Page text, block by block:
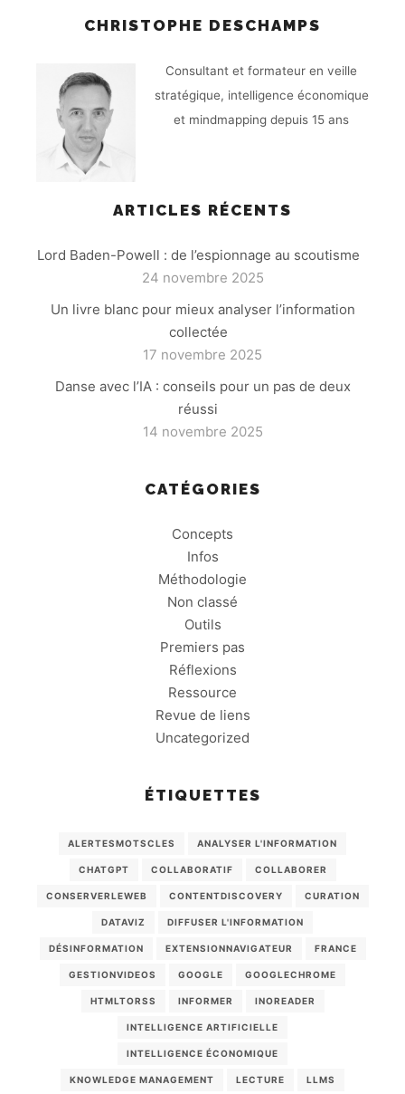
CHRISTOPHE DESCHAMPS
Consultant et formateur en veille
stratégique, intelligence économique
et mindmapping depuis 15 ans
ARTICLES RÉCENTS
Lord Baden-Powell : de l’espionnage au scoutisme
24 novembre 2025
Un livre blanc pour mieux analyser l’information
collectée
17 novembre 2025
Danse avec l’IA : conseils pour un pas de deux
réussi
14 novembre 2025
CATÉGORIES
Concepts
Infos
Méthodologie
Non classé
Outils
Premiers pas
Réflexions
Ressource
Revue de liens
Uncategorized
ÉTIQUETTES
ALERTESMOTSCLES ANALYSER L'INFORMATION
CHATGPT COLLABORATIF COLLABORER
CONSERVERLEWEB CONTENTDISCOVERY CURATION
DATAVIZ DIFFUSER L'INFORMATION
DÉSINFORMATION EXTENSIONNAVIGATEUR FRANCE
GESTIONVIDEOS GOOGLE GOOGLECHROME
HTMLTORSS INFORMER INOREADER
INTELLIGENCE ARTIFICIELLE
INTELLIGENCE ÉCONOMIQUE
KNOWLEDGE MANAGEMENT LECTURE LLMS